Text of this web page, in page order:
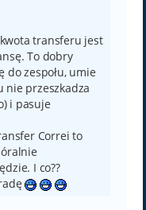
transferu jest
To dobry
do zespołu, umie
nie przeszkadza
i pasuje
Correi to
I co??